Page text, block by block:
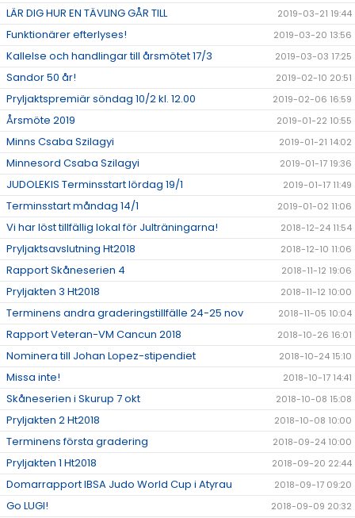
LÄR DIG HUR EN TÄVLING GÅR TILL 2019-03-21 19:44
Funktionärer efterlyses! 2019-03-20 13:56
Kallelse och handlingar till årsmötet 17/3 2019-03-03 17:25
Sandor 50 år! 2019-02-10 20:51
Pryljaktspremiär söndag 10/2 kl. 12.00 2019-02-06 16:59
Årsmöte 2019 2019-01-22 10:55
Minns Csaba Szilagyi 2019-01-21 14:02
Minnesord Csaba Szilagyi 2019-01-17 19:36
JUDOLEKIS Terminsstart lördag 19/1 2019-01-17 11:49
Terminsstart måndag 14/1 2019-01-02 11:06
Vi har löst tillfällig lokal för Julträningarna! 2018-12-24 11:54
Pryljaktsavslutning Ht2018 2018-12-10 11:06
Rapport Skåneserien 4 2018-11-12 19:06
Pryljakten 3 Ht2018 2018-11-12 10:00
Terminens andra graderingstillfälle 24-25 nov 2018-11-05 10:04
Rapport Veteran-VM Cancun 2018 2018-10-26 16:01
Nominera till Johan Lopez-stipendiet 2018-10-24 15:10
Missa inte! 2018-10-17 14:41
Skåneserien i Skurup 7 okt 2018-10-08 15:08
Pryljakten 2 Ht2018 2018-10-08 10:00
Terminens första gradering 2018-09-24 10:00
Pryljakten 1 Ht2018 2018-09-20 22:44
Domarrapport IBSA Judo World Cup i Atyrau 2018-09-17 09:20
Go LUGI! 2018-09-09 20:32